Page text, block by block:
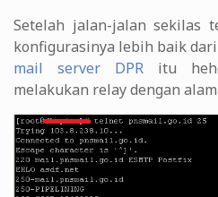
Setelah jalan-jalan sekilas
konfigurasinya lebih baik
mail server DPR itu
melakukan relay dengan